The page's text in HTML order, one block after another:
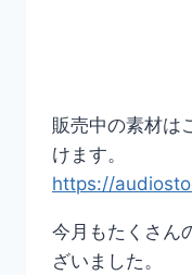
販売中の素材は
けます。
https://
今月もたくさん
ざいました。